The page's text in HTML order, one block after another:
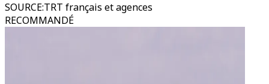
SOURCE:TRT français et agences
RECOMMANDÉ